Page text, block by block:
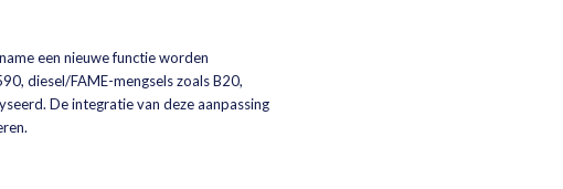
een nieuwe functie worden
diesel/FAME-mengsels zoals B20,
De integratie van deze aanpassing